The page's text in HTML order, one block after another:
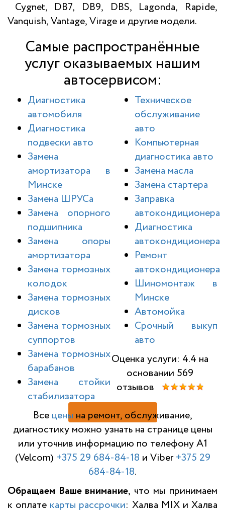
Cygnet, DB7, DB9, DBS, Lagonda, Rapide,
Vanquish, Vantage, Virage и другие модели.
Самые распространённые
услуг оказываемых нашим
автосервисом:
Диагностика
автомобиля
Диагностика
подвески авто
Замена
амортизатора в
Минске
Замена ШРУСа
Замена опорного
подшипника
Замена опоры
амортизатора
Замена тормозных
колодок
Замена тормозных
дисков
Замена тормозных
суппортов
Замена тормозных
барабанов
Замена стойки
стабилизатора
Техническое
обслуживание
авто
Компьютерная
диагностика авто
Замена масла
Замена стартера
Заправка
автокондиционера
Диагностика
автокондиционера
Ремонт
автокондиционера
Шиномонтаж в
Минске
Автомойка
Срочный выкуп
авто
Все цены на ремонт, обслуживание,
диагностику можно узнать на странице цены
или уточнив информацию по телефону A1
(Velcom) +375 29 684-84-18 и Viber+375 29
684-84-18.
Обращаем Ваше внимание, что мы принимаем
к оплате карты рассрочки: Халва MIX и Халва
Оценка услуги: 4.4 на
основании 569
отзывов